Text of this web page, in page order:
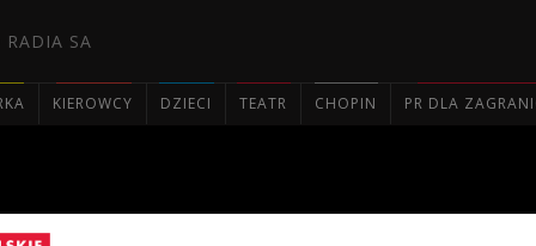
RADIA SA
KIEROWCY DZIECI TEATR CHOPIN PR DLA